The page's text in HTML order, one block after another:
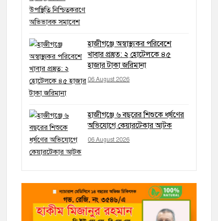
হাজীগঞ্জে অস্বাস্থ্যকর পরিবেশে
খাবার প্রস্তুত: ২ হোটেলকে ৪৫
হাজার টাকা জরিমানা
06 August 2026
হাজীগঞ্জে ৬ বছরের শিশুকে ধর্ষণের
অভিযোগে কেয়ারটেকার আটক
06 August 2026